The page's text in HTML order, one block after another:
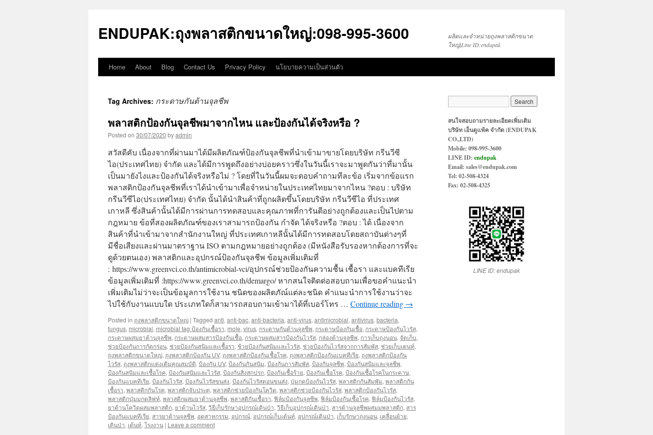
content
ENDUPAK:ถุงพลาสติกขนาดใหญ่:098-995-3600
ผลิตและจำหน่ายถุงพลาสติกขนาด
ใหญ่|Line ID:endupak
Home About Blog Contact Us Privacy Policy นโยบายความเป็นส่วนตัว
Tag Archives: กระดาษกันต้านจุลชีพ
พลาสติกป้องกันจุลชีพมาจากไหน และป้องกันได้จริงหรือ ?
Posted on 30/07/2020 byadmin
สวัสดีคับ เนื่องจากที่ผ่านมาได้มีผลิตภัณฑ์ป้องกันจุลชีพที่นำเข้ามาขายโดยบริษัท กรีนวีซี
ไอ(ประเทศไทย) จำกัด และได้มีการพูดถึงอย่างบ่อยคราวซึ่งในวันนี้เราจะมาพูดกันว่าที่มานั้น
เป็นมายังไงและป้องกันได้จริงหรือไม่ ? โดยที่ในวันนี้ผมจะตอบคำถามทีละข้อ เริ่มจากข้อแรก
พลาสติกป้องกันจุลชีพที่เราได้นำเข้ามาเพื่อจำหน่ายในประเทศไทยมาจากไหน ?ตอบ : บริษัท
กรีนวีซีไอ(ประเทศไทย) จำกัด นั้นได้นำสินค้าที่ถูกผลิตขึ้นโดยบริษัท กรีนวีซีไอ ที่ประเทศ
เกาหลี ซึ่งสินค้านั้นได้มีการผ่านการทดสอบและคุณภาพที่การันตีอย่างถูกต้องและเป็นไปตาม
กฎหมาย ข้อที่สองผลิตภัณฑ์ของเราสามารถป้องกัน กำจัด ได้จริงหรือ ?ตอบ : ได้ เนื่องจาก
สินค้าที่นำเข้ามาจากสำนักงานใหญ่ ที่ประเทศเกาหลีนั้นได้มีการทดสอบโดยสถาบันต่างๆที่
มีชื่อเสียงและผ่านมาตราฐาน ISO ตามกฎหมายอย่างถูกต้อง (มีหนังสือรับรองหากต้องการที่จะ
ดูด้วยตนเอง) พลาสติกและอุปกรณ์ป้องกันจุลชีพ ข้อมูลเพิ่มเติมที่
: https://www.greenvci.co.th/antimicrobial-vci/อุปกรณ์ช่วยป้องกันความชื้น เชื้อรา และแบคทีเรีย
ข้อมูลเพิ่มเติมที่ :https://www.greenvci.co.th/demargo/ หากสนใจติดต่อสอบถามเพื่อขอคำแนะนำ
เพิ่มเติมไม่ว่าจะเป็นข้อมูลการใช้งาน ชนิดของผลิตภัณ์แต่ละชนิด คำแนะนำการใช้งานว่าจะ
ไปใช้กับงานแบบใด ประเภทใดก็สามารถสอบถามเข้ามาได้ที่เบอร์โทร … Continue reading →
Posted in ถุงพลาสติกขนาดใหญ่ | Tagged anti, anti-bac, anti-bacteria, anti-virus, antimicrobial, antivirus, bacteria,
fungus, microbial, microbial tag ป้องกันเชื้อรา, mole, virus, กระดาษกันต้านจุลชีพ, กระดาษป้องกันเชื้อ, กระดาษป้องกันไวรัส,
กระดาษผสมยาต้านจุลชีพ, กระดาษผสมสารป้องกันเชื้อ, กระดาษผสมสารป้องกันไวรัส, กล่องต้านจุลชีพ, การเก็บถุงนอน, จัดเก็บ,
ช่วยป้องกันการกัดกร่อน, ช่วยป้องกันสนิมและเชื้อรา, ช้วยป้องกันสนิมและไวรัส, ช่วยป้องกันไวรัสจากการสัมพัส, ช่วยเก็บเตนท์,
ถุงพลาสติกขนาดใหญ่, ถุงพลาสติกป้องกัน UV, ถุงพลาสติกป้องกันเชื้อโรค, ถุงพลาสติกป้องกันแบคทีเรีย, ถุงพลาสติกป้องกัน
ไวรัส, ถุงพลาสติกแต่งเติมคุณสมบัติ, ป้องกัน UV, ป้องกันกันสนิม, ป้องกันการสัมพัส, ป้องกันจุลชีพ, ป้องกันสนิมและจุลชีพ,
ป้องกันสนิมและเชื้อโรค, ป้องกันสนิมและไวรัส, ป้องกันสิ่งสกปรก, ป้องกันเชื้อร้าย, ป้องกันเชื้อโรค, ป้องกันเชื้อโรคในกระดาษ,
ป้องกันแบคทีเรีย, ป้องกันไวรัส, ป้องกันไวรัสขนส่ง, ป้องกันไวรัสตอนขนส่ง, ปุ่มกดป้องกันไวรัส, พลาสติกกันสัมพัม, พลาสติกกัน
เชื้อรา, พลาสติกกันโรค, พลาสติกจับประตุ, พลาสติกช่วยป้องกันโควิด, พลาสติกช่วยป้องกันไวรัส, พลาสติกป้องกันไวรัส,
พลาสติกปุ่มมกดลิฟท์, พลาสติกผสมยาต้านจุลชีพ, พลาสติกันเชื้อรา, ฟิล์มป้องกันจุลชีพ, ฟิล์มป้องกันเชื้อโรค, ฟิล์มป้องกันไวรัส,
ยาต้านโควิดผสมพลาสติก, ยาต้านไวรัส, วิธีเก็บรักษาอุปกรณ์เดินป่า, วิธีเก็บอุปกรณ์เดินป่า, สารต้านจุลชีพผสมมพลาสติก, สาร
ป้องกันแบคทีเรีย, สารยาต้านจุลชีพ, อุตสาหกรรม, อุปกรณ์, อุปกรณ์เก็บเต้นท์, อุปกรณ์เดินป่า, เก็บรักษาถุงนอน, เคลื่อนย้าย,
เดินป่า, เต้นท์, โรงงาน | Leave a comment
สนใจสอบถามรายละเอียดเพิ่มเติม
บริษัท เอ็นดูแพ้ค จำกัด (ENDUPAK
CO.,LTD)
Mobile: 098-995-3600
LINE ID: endupak
Email: sales@endupak.com
Tel: 02-508-4324
Fax: 02-508-4325
LINE ID: endupak